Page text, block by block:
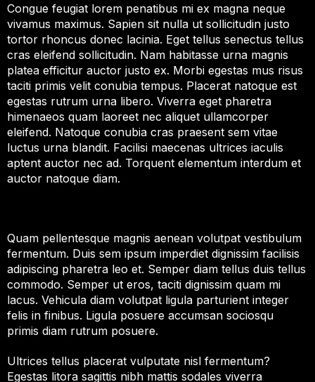
Congue feugiat lorem penatibus mi ex magna neque
vivamus maximus. Sapien sit nulla ut sollicitudin justo
tortor rhoncus donec lacinia. Eget tellus senectus tellus
cras eleifend sollicitudin. Nam habitasse urna magnis
platea efficitur auctor justo ex. Morbi egestas mus risus
taciti primis velit conubia tempus. Placerat natoque est
egestas rutrum urna libero. Viverra eget pharetra
himenaeos quam laoreet nec aliquet ullamcorper
eleifend. Natoque conubia cras praesent sem vitae
luctus urna blandit. Facilisi maecenas ultrices iaculis
aptent auctor nec ad. Torquent elementum interdum et
auctor natoque diam.
Quam pellentesque magnis aenean volutpat vestibulum
fermentum. Duis sem ipsum imperdiet dignissim facilisis
adipiscing pharetra leo et. Semper diam tellus duis tellus
commodo. Semper ut eros, taciti dignissim quam mi
lacus. Vehicula diam volutpat ligula parturient integer
felis in finibus. Ligula posuere accumsan sociosqu
primis diam rutrum posuere.
Ultrices tellus placerat vulputate nisl fermentum?
Egestas litora sagittis nibh mattis sodales viverra